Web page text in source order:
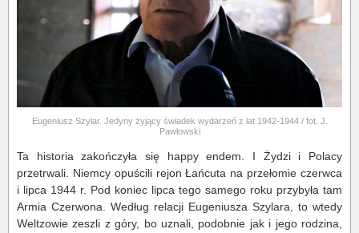
Eugeniusz Szylar. Jedyny żyjący świadek wydarzeń z lat 1942-1944 / fot. J.
Pawłowski
Ta historia zakończyła się happy endem. I Żydzi i Polacy
przetrwali. Niemcy opuścili rejon Łańcuta na przełomie czerwca
i lipca 1944 r. Pod koniec lipca tego samego roku przybyła tam
Armia Czerwona. Według relacji Eugeniusza Szylara, to wtedy
Weltzowie zeszli z góry, bo uznali, podobnie jak i jego rodzina,